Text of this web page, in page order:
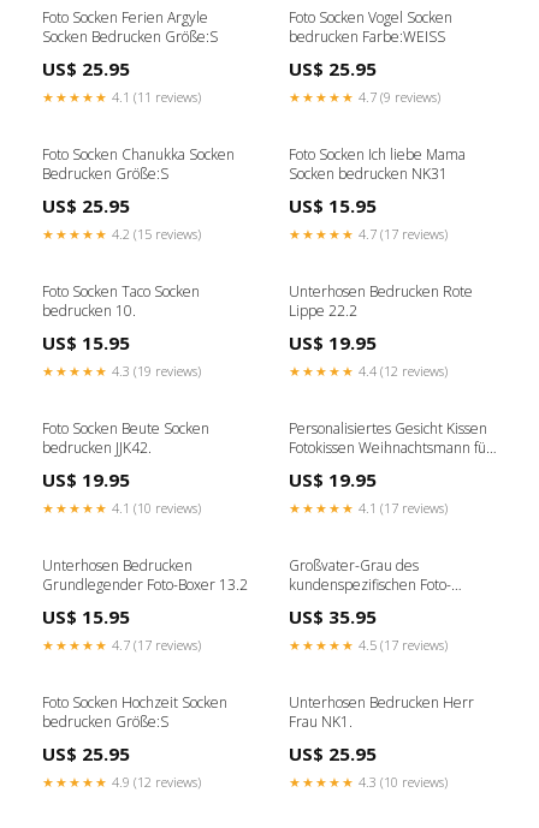
Foto Socken Ferien Argyle
Socken Bedrucken Größe:S
US$ 25.95
★★★★★ 4.1 (11 reviews)
Foto Socken Vogel Socken
bedrucken Farbe:WEISS
US$ 25.95
★★★★★ 4.7 (9 reviews)
Foto Socken Chanukka Socken
Bedrucken Größe:S
US$ 25.95
★★★★★ 4.2 (15 reviews)
Foto Socken Ich liebe Mama
Socken bedrucken NK31
US$ 15.95
★★★★★ 4.7 (17 reviews)
Foto Socken Taco Socken
bedrucken 10.
US$ 15.95
★★★★★ 4.3 (19 reviews)
Unterhosen Bedrucken Rote
Lippe 22.2
US$ 19.95
★★★★★ 4.4 (12 reviews)
Foto Socken Beute Socken
bedrucken JJK42.
US$ 19.95
★★★★★ 4.1 (10 reviews)
Personalisiertes Gesicht Kissen
Fotokissen Weihnachtsmann für
US$ 19.95
★★★★★ 4.1 (17 reviews)
Unterhosen Bedrucken
Grundlegender Foto-Boxer 13.2
US$ 15.95
★★★★★ 4.7 (17 reviews)
Großvater-Grau des
kundenspezifischen Foto-
US$ 35.95
★★★★★ 4.5 (17 reviews)
Foto Socken Hochzeit Socken
bedrucken Größe:S
US$ 25.95
★★★★★ 4.9 (12 reviews)
Unterhosen Bedrucken Herr
Frau NK1.
US$ 25.95
★★★★★ 4.3 (10 reviews)